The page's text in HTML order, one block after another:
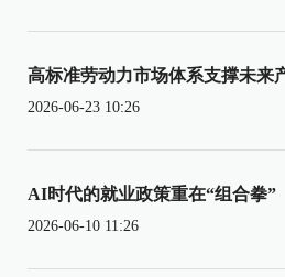
高标准劳动力市场体系支撑未来
2026-06-23 10:26
AI时代的就业政策重在“组合拳”
2026-06-10 11:26